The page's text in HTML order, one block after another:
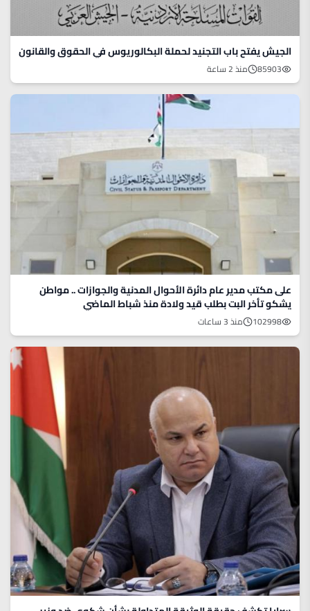
الجيش يفتح باب التجنيد لحملة البكالوريوس في الحقوق والقانون
85903 منذ 2 ساعة
على مكتب مدير عام دائرة الأحوال المدنية والجوازات .. مواطن
يشكو تأخر البت بطلب قيد ولادة منذ شباط الماضي
102998 منذ 3 ساعات